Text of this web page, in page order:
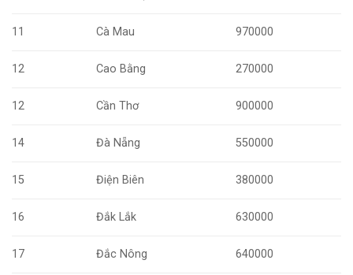
11 Cà Mau 970000
12 Cao Bằng 270000
12 Cần Thơ 900000
14 Đà Nẵng 550000
15 Điện Biên 380000
16 Đắk Lắk 630000
17 Đắc Nông 640000